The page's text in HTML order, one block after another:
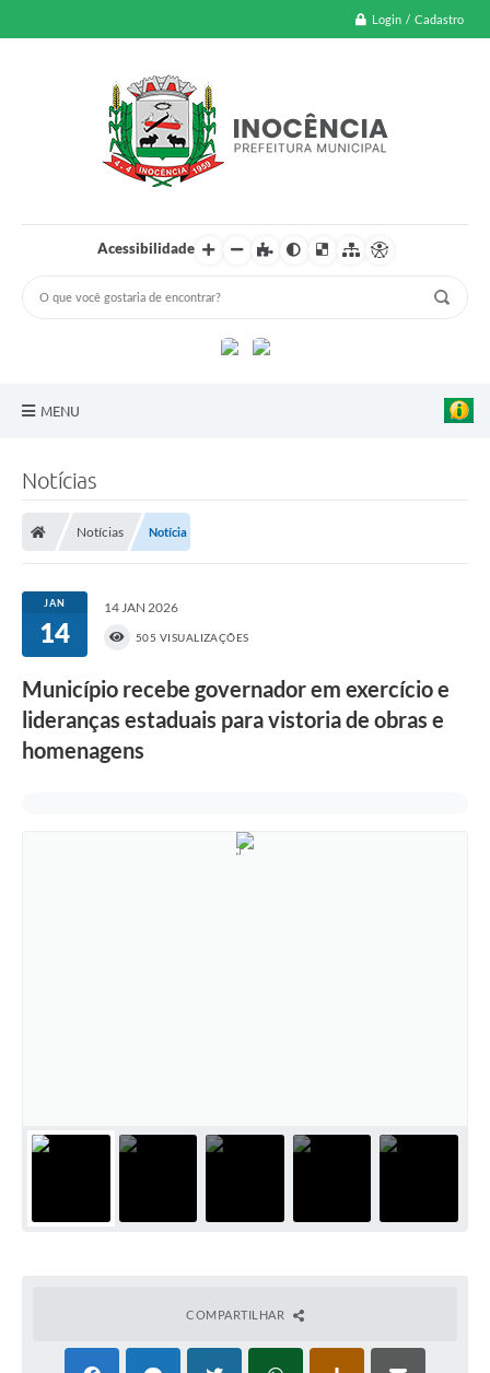
Login / Cadastro
Acessibilidade
MENU
Transparência Pública
Notícias
Legislação
Renuncia de Receita
Galeria de Fotos
Plano Estratégico
Notícias
Notícias Notícia
JAN
14
14 JAN 2026
505 VISUALIZAÇÕES
Município recebe governador em exercício e
lideranças estaduais para vistoria de obras e
homenagens
COMPARTILHAR